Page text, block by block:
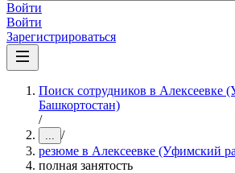
Войти
Войти
Зарегистрироваться
Поиск сотрудников в Алексеевке
Башкортостан)
/
... /
резюме в Алексеевке (Уфимский
полная занятость